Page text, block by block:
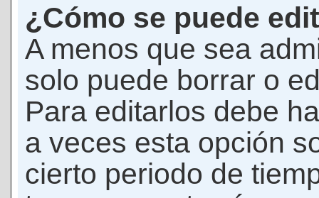
¿Cómo se puede
A menos que sea
solo puede borrar o
Para editarlos debe
a veces esta opción
cierto periodo de